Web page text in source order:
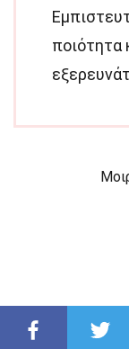
ποιότητα